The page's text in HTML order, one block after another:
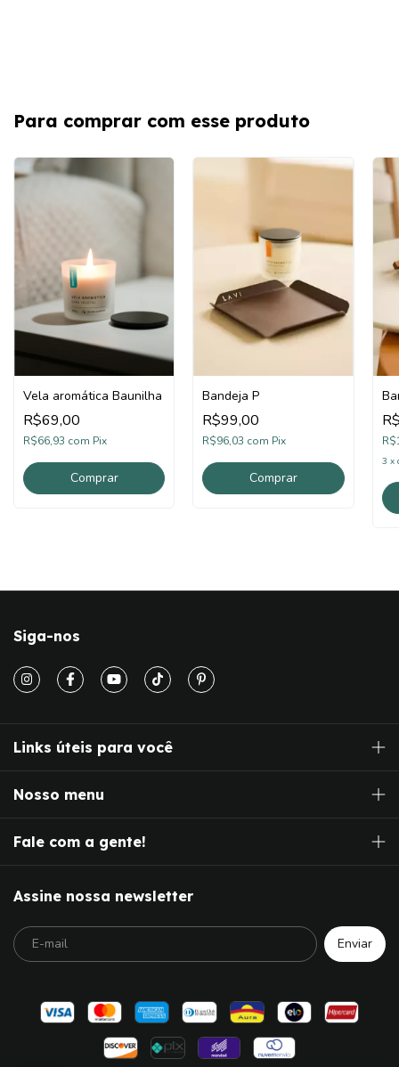
Para comprar com esse produto
Vela aromática Baunilha
R$69,00
R$66,93 com Pix
Bandeja P
R$99,00
R$96,03 com Pix
Comprar
3 x
Siga-nos
Links úteis para você
Nosso menu
Fale com a gente!
Assine nossa newsletter